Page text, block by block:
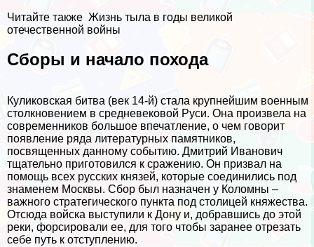
Читайте также Жизнь тыла в годы великой
отечественной войны
Сборы и начало похода
Куликовская битва (век 14-й) стала крупнейшим военным
столкновением в средневековой Руси. Она произвела на
современников большое впечатление, о чем говорит
появление ряда литературных памятников,
посвященных данному событию. Дмитрий Иванович
тщательно приготовился к сражению. Он призвал на
помощь всех русских князей, которые соединились под
знаменем Москвы. Сбор был назначен у Коломны –
важного стратегического пункта под столицей княжества.
Отсюда войска выступили к Дону и, добравшись до этой
реки, форсировали ее, для того чтобы заранее отрезать
себе путь к отступлению.